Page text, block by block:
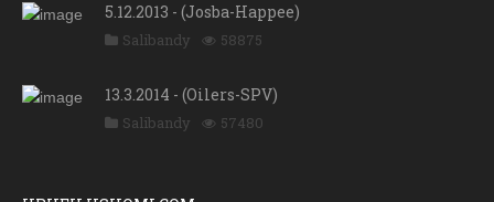
5.12.2013 - (Josba-Happee)
Salibandy 58875
13.3.2014 - (Oilers-SPV)
Salibandy 57480